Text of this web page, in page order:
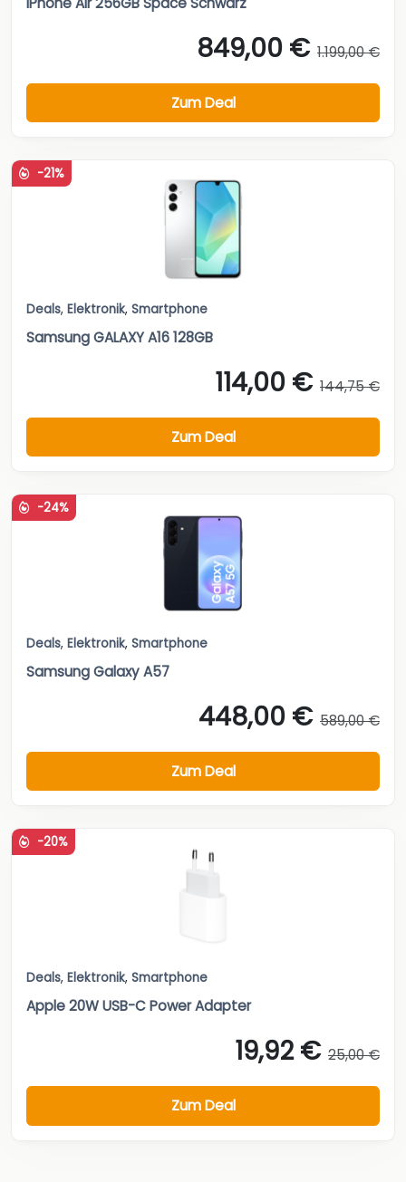
849,00 € 1.199,00 €
Zum Deal
-21%
Deals, Elektronik, Smartphone
Samsung GALAXY A16 128GB
114,00 € 144,75 €
Zum Deal
-24%
Deals, Elektronik, Smartphone
Samsung Galaxy A57
448,00 € 589,00 €
Zum Deal
-20%
Deals, Elektronik, Smartphone
Apple 20W USB-C Power Adapter
19,92 € 25,00 €
Zum Deal